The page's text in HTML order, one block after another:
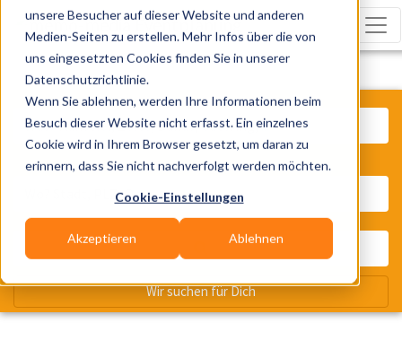
unsere Besucher auf dieser Website und anderen
Medien-Seiten zu erstellen. Mehr Infos über die von
uns eingesetzten Cookies finden Sie in unserer
Datenschutzrichtlinie.
Wenn Sie ablehnen, werden Ihre Informationen beim
Besuch dieser Website nicht erfasst. Ein einzelnes
Cookie wird in Ihrem Browser gesetzt, um daran zu
erinnern, dass Sie nicht nachverfolgt werden möchten.
Cookie-Einstellungen
Akzeptieren Ablehnen
Was? Künstler, Zelte, Bands,
Wo? Stadt, PLZ, Ort
Wir suchen für Dich